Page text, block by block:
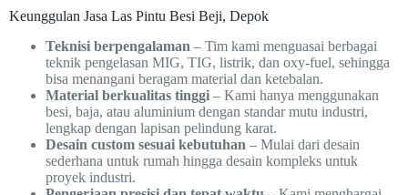
Keunggulan Jasa Las Pintu Besi Beji, Depok
Teknisi berpengalaman – Tim kami menguasai berbagai
teknik pengelasan MIG, TIG, listrik, dan oxy-fuel, sehingga
bisa menangani beragam material dan ketebalan.
Material berkualitas tinggi – Kami hanya menggunakan
besi, baja, atau aluminium dengan standar mutu industri,
lengkap dengan lapisan pelindung karat.
Desain custom sesuai kebutuhan – Mulai dari desain
sederhana untuk rumah hingga desain kompleks untuk
proyek industri.